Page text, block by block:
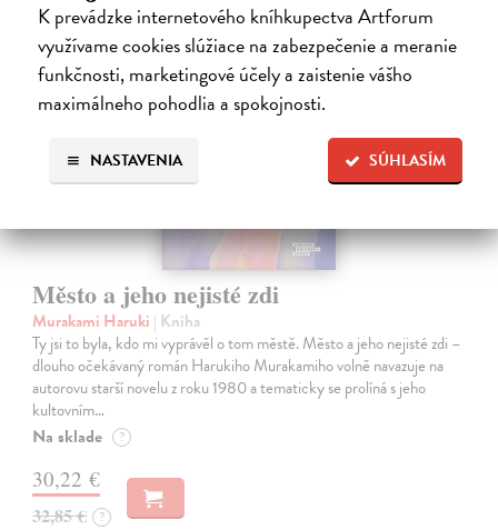
K prevádzke internetového kníhkupectva Artforum
využívame cookies slúžiace na zabezpečenie a meranie
funkčnosti, marketingové účely a zaistenie vášho
maximálneho pohodlia a spokojnosti.
SÚHLASÍM
NASTAVENIA
na sklade
novinka
Město a jeho nejisté zdi
Murakami Haruki | Kniha
Ty jsi to byla, kdo mi vyprávěl o tom městě. Město a jeho nejisté zdi –
dlouho očekávaný román Harukiho Murakamiho volně navazuje na
autorovu starší novelu z roku 1980 a tematicky se prolíná s jeho
kultovním…
Na sklade ?
30,22 €
32,85 € ?